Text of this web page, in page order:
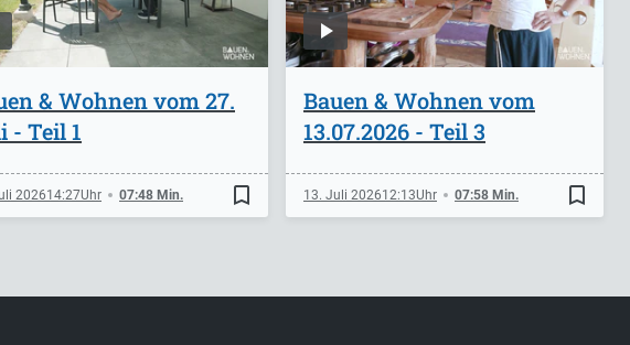
& Wohnen vom 27.
- Teil 1
202614:27 07:48 Min. bookmark_border
Bauen & Wohnen vom
13.07.2026 - Teil 3
13. Juli 202612:13 07:58 Min. bookmark_border